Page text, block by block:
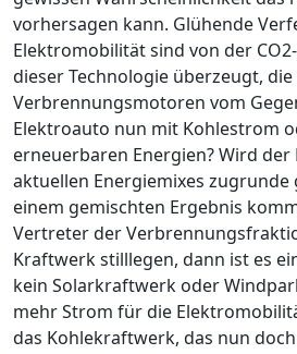
vorhersagen kann. Glühende
Elektromobi­lität sind von der CO2
dieser Technologie überzeugt,
Verbrennungsmotoren vom
Elektroauto nun mit Kohlestrom
erneuerbaren Energien? Wird
aktuellen Energiemixes zugrunde
einem gemischten Ergebnis
Vertreter der
Kraftwerk stilllegen, dann ist es
kein Solarkraftwerk oder
mehr Strom für die
das Kohlekraftwerk, das nun